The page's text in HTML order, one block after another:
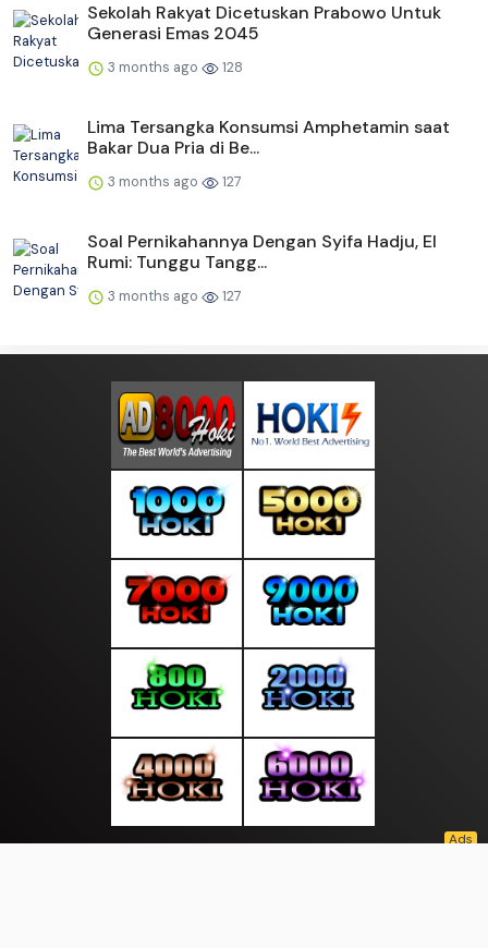
Sekolah Rakyat Dicetuskan Prabowo Untuk
Generasi Emas 2045
3 months ago 128
Lima Tersangka Konsumsi Amphetamin saat
Bakar Dua Pria di Be...
3 months ago 127
Soal Pernikahannya Dengan Syifa Hadju, El
Rumi: Tunggu Tangg...
3 months ago 127